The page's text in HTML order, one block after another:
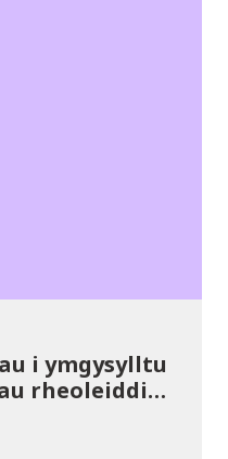
i ymgysylltu
rheoleiddio
â